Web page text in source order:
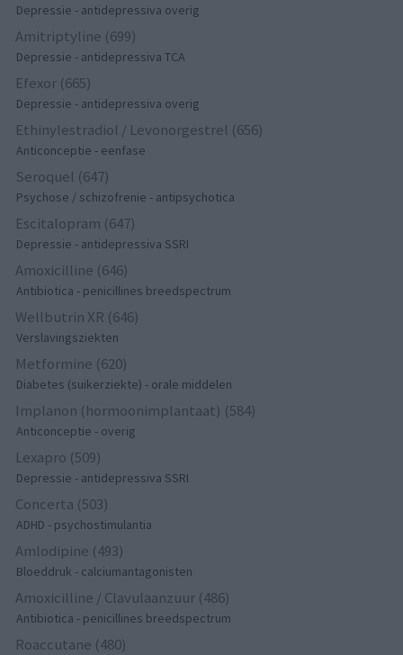
Depressie - antidepressiva overig
Amitriptyline (699)
Depressie - antidepressiva TCA
Efexor (665)
Depressie - antidepressiva overig
Ethinylestradiol / Levonorgestrel (656)
Anticonceptie - eenfase
Seroquel (647)
Psychose / schizofrenie - antipsychotica
Escitalopram (647)
Depressie - antidepressiva SSRI
Amoxicilline (646)
Antibiotica - penicillines breedspectrum
Wellbutrin XR (646)
Verslavingsziekten
Metformine (620)
Diabetes (suikerziekte) - orale middelen
Implanon (hormoonimplantaat) (584)
Anticonceptie - overig
Lexapro (509)
Depressie - antidepressiva SSRI
Concerta (503)
ADHD - psychostimulantia
Amlodipine (493)
Bloeddruk - calciumantagonisten
Amoxicilline / Clavulaanzuur (486)
Antibiotica - penicillines breedspectrum
Roaccutane (480)